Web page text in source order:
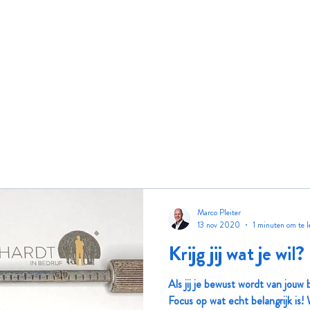
Krijg jij wat je wil?
Als jij je bewust wordt van
Focus op wat echt belangrijk
Marco Pleiter
13 nov 2020
1 minuten om te